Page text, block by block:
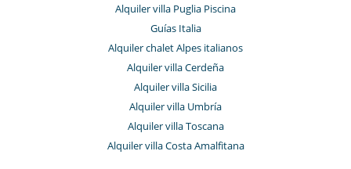
Alquiler villa Puglia Piscina
Guías Italia
Alquiler chalet Alpes italianos
Alquiler villa Cerdeña
Alquiler villa Sicilia
Alquiler villa Umbría
Alquiler villa Toscana
Alquiler villa Costa Amalfitana